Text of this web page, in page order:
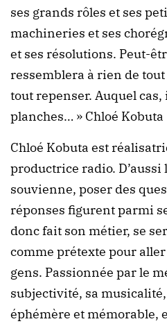
ses grands rôles et ses
machineries et ses
et ses résolutions. Peut-
ressemblera à rien de
tout repenser. Auquel
planches… » Chloé Kobuta
Chloé Kobuta est
productrice radio. D’aussi
souvienne, poser des
réponses figurent parmi
donc fait son métier, se
comme prétexte pour
gens. Passionnée par le
subjectivité, sa
éphémère et mémorable,